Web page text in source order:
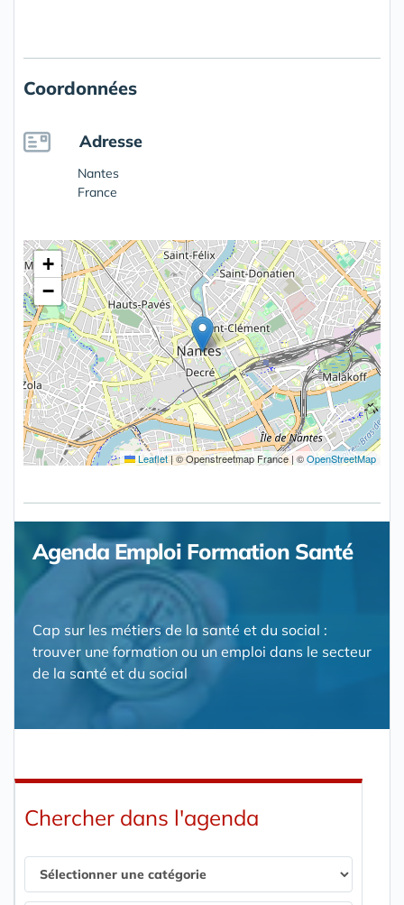
Coordonnées
Adresse
Nantes
France
+
−
Leaflet|© Openstreetmap France | ©OpenStreetMap
Agenda Emploi Formation Santé
Cap sur les métiers de la santé et du social :
trouver une formation ou un emploi dans le secteur
de la santé et du social
Chercher dans l'agenda